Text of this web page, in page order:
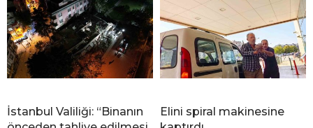
İstanbul Valiliği: “Binanın
Elini spiral makinesine